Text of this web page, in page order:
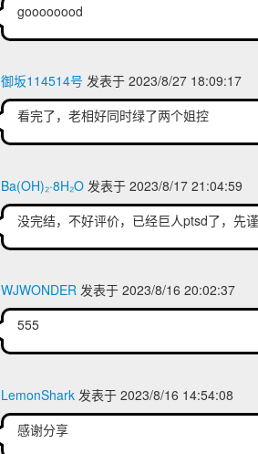
goooooood
御坂114514号 发表于 2023/8/27 18:09:17
看完了，老相好同时绿了两个姐控
Ba(OH)₂·8H₂O发表于 2023/8/17 21:04:59
没完结，不好评价，已经巨人ptsd了，先
WJWONDER发表于 2023/8/16 20:02:37
555
LemonShark发表于 2023/8/16 14:54:08
感谢分享